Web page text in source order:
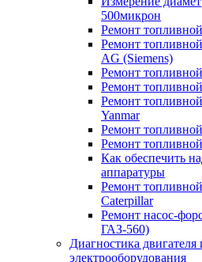
500микрон
Ремонт
Ремонт
AG (Siemens)
Ремонт
Ремонт
Ремонт
Yanmar
Ремонт
Ремонт
Как обеспечить
аппаратуры
Ремонт
Caterpillar
Ремонт насос-
ГАЗ-560)
Диагностика двигателя
электрооборудования